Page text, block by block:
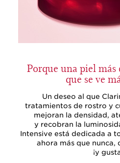
Porque una piel más
que se ve
Un deseo al que
tratamientos de rostro y
mejoran la densidad,
y recobran la
Intensive está dedicada a
ahora más que nunca,
¡y